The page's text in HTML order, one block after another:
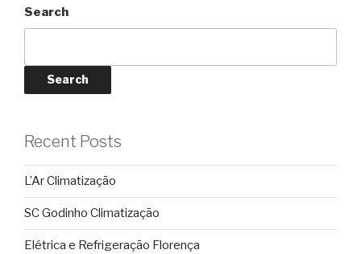
Search
Search
Recent Posts
L’Ar Climatização
SC Godinho Climatização
Elétrica e Refrigeração Florença